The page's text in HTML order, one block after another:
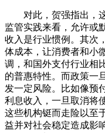
对此，贺强指出，这
监管实践来看，允许或
收入是行业惯例。其次
体成本，让消费者和小
调，和国外支付行业相
的普惠特性。而政策一
发一定风险。比如像预
利息收入，一旦取消将
这些机构铤而走险以至
益并对社会稳定造成影